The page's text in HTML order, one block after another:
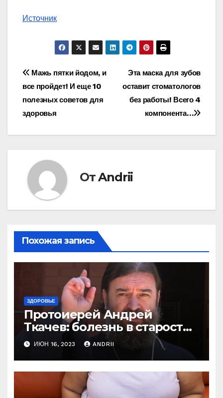
Источник
Навигация
по
записям
Эта маска для зубов
оставит стоматологов
без работы! Всего 4
компонента…
Мажь пятки йодом, и
все пройдет! И еще 10
полезных советов для
здоровья
ОтAndrii
Похожая запись
ЗДОРОВЬЕ
Протоиерей Андрей
Ткачев: болезнь в старости
— это расплата за грехи?
Вот те раз!
ИЮН 16, 2023 ANDRII